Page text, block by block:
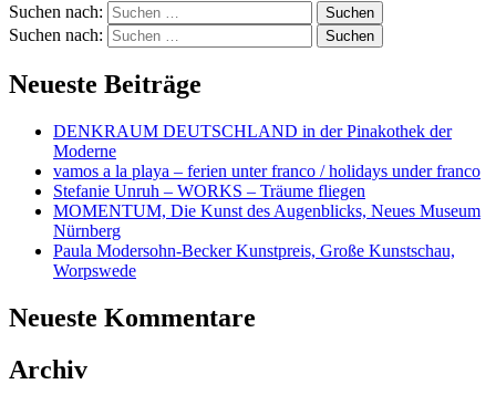
Suchen nach:
Suchen nach:
Neueste Beiträge
DENKRAUM DEUTSCHLAND in der Pinakothek der
Moderne
vamos a la playa – ferien unter franco / holidays under franco
Stefanie Unruh – WORKS – Träume fliegen
MOMENTUM, Die Kunst des Augenblicks, Neues Museum
Nürnberg
Paula Modersohn-Becker Kunstpreis, Große Kunstschau,
Worpswede
Neueste Kommentare
Archiv